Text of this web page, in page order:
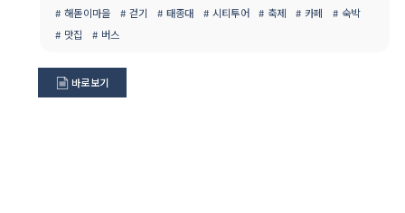
# 해돋이마을
# 걷기 # 태종대 # 시티투어 # 축제 # 카페
# 숙박
# 맛집
# 버스
바로보기